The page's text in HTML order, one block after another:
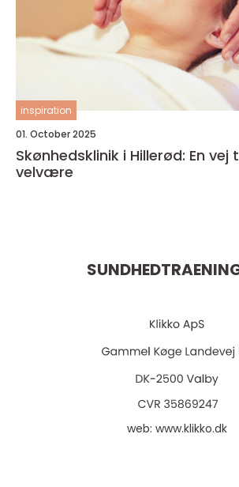
inspiration
01. October 2025
Skønhedsklinik i Hillerød: En vej
velvære
web: www.klikko.dk